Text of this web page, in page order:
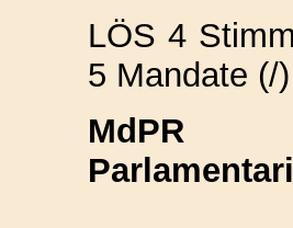
LÖS 4
5 Mandate (/)